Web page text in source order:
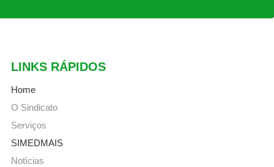
LINKS RÁPIDOS
Home
O Sindicato
Serviços
SIMEDMAIS
Notícias